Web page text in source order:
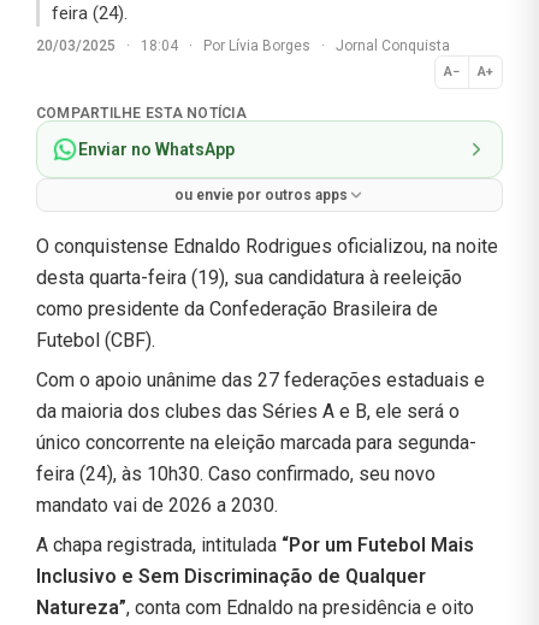
feira (24).
20/03/2025 · 18:04 · Por Lívia Borges · Jornal Conquista
A− A+
Normal
COMPARTILHE ESTA NOTÍCIA
Enviar no WhatsApp
ou envie por outros apps
O conquistense Ednaldo Rodrigues oficializou, na noite
desta quarta-feira (19), sua candidatura à reeleição
como presidente da Confederação Brasileira de
Futebol (CBF).
Com o apoio unânime das 27 federações estaduais e
da maioria dos clubes das Séries A e B, ele será o
único concorrente na eleição marcada para segunda-
feira (24), às 10h30. Caso confirmado, seu novo
mandato vai de 2026 a 2030.
A chapa registrada, intitulada “Por um Futebol Mais
Inclusivo e Sem Discriminação de Qualquer
Natureza”, conta com Ednaldo na presidência e oito